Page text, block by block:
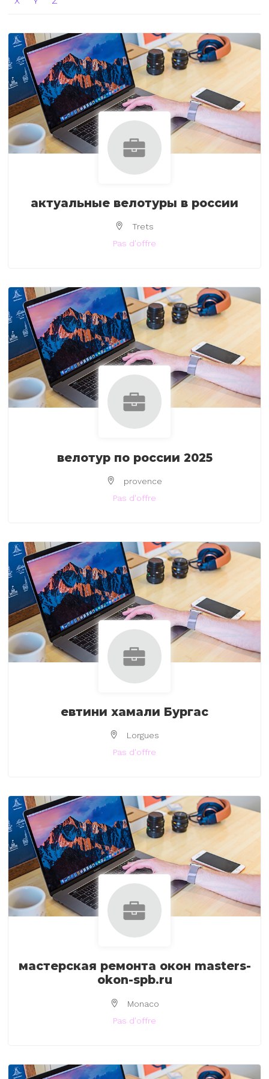
актуальные велотуры в россии
Trets
Pas d'offre
велотур по россии 2025
provence
Pas d'offre
евтини хамали Бургас
Lorgues
Pas d'offre
мастерская ремонта окон masters-
okon-spb.ru
Monaco
Pas d'offre